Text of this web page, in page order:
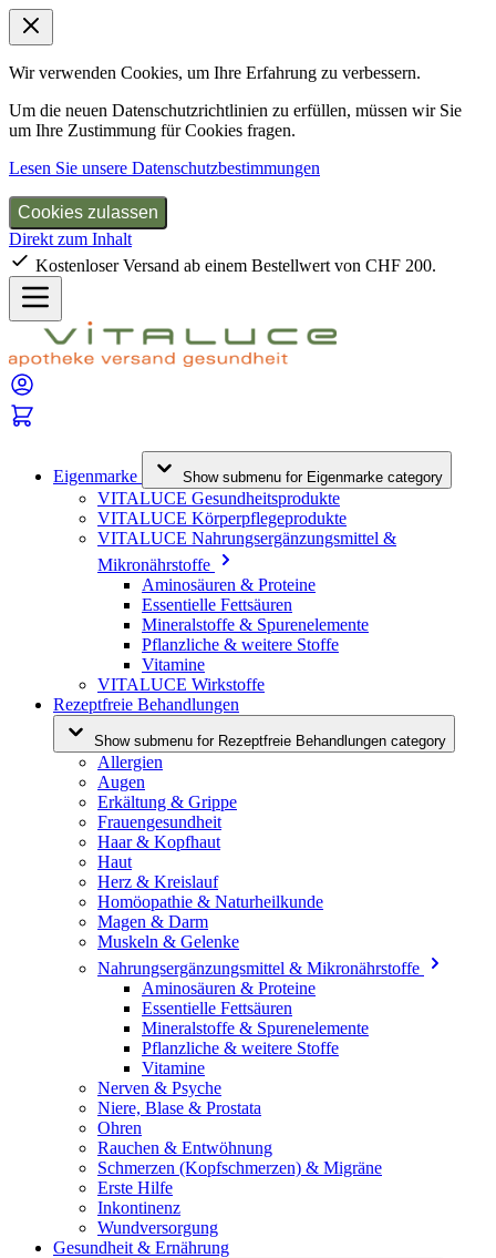
Wir verwenden Cookies, um Ihre Erfahrung zu verbessern.
Um die neuen Datenschutzrichtlinien zu erfüllen, müssen wir Sie
um Ihre Zustimmung für Cookies fragen.
Lesen Sie unsere Datenschutzbestimmungen
Cookies zulassen
Direkt zum Inhalt
Kostenloser Versand ab einem Bestellwert von CHF 200.
Eigenmarke Show submenu for Eigenmarke category
VITALUCE Gesundheitsprodukte
VITALUCE Körperpflegeprodukte
VITALUCE Nahrungsergänzungsmittel &
Mikronährstoffe
Aminosäuren & Proteine
Essentielle Fettsäuren
Mineralstoffe & Spurenelemente
Pflanzliche & weitere Stoffe
Vitamine
VITALUCE Wirkstoffe
Rezeptfreie Behandlungen
Show submenu for Rezeptfreie Behandlungen category
Allergien
Augen
Erkältung & Grippe
Frauengesundheit
Haar & Kopfhaut
Haut
Herz & Kreislauf
Homöopathie & Naturheilkunde
Magen & Darm
Muskeln & Gelenke
Nahrungsergänzungsmittel & Mikronährstoffe
Aminosäuren & Proteine
Essentielle Fettsäuren
Mineralstoffe & Spurenelemente
Pflanzliche & weitere Stoffe
Vitamine
Nerven & Psyche
Niere, Blase & Prostata
Ohren
Rauchen & Entwöhnung
Schmerzen (Kopfschmerzen) & Migräne
Erste Hilfe
Inkontinenz
Wundversorgung
Gesundheit & Ernährung